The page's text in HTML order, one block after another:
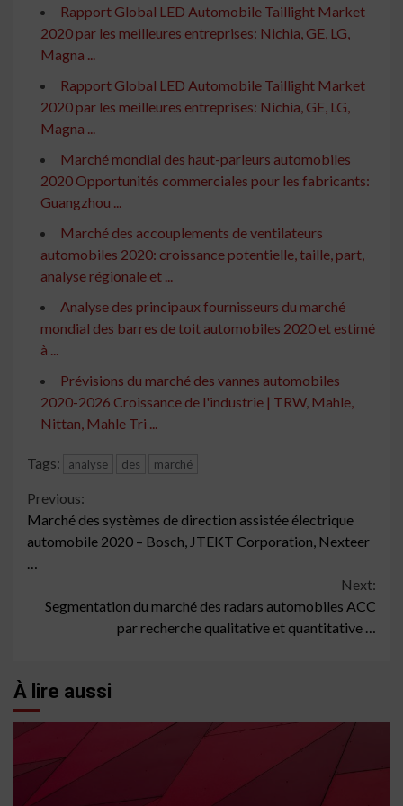
Rapport Global LED Automobile Taillight Market
2020 par les meilleures entreprises: Nichia, GE, LG,
Magna ...
Rapport Global LED Automobile Taillight Market
2020 par les meilleures entreprises: Nichia, GE, LG,
Magna ...
Marché mondial des haut-parleurs automobiles
2020 Opportunités commerciales pour les fabricants:
Guangzhou ...
Marché des accouplements de ventilateurs
automobiles 2020: croissance potentielle, taille, part,
analyse régionale et ...
Analyse des principaux fournisseurs du marché
mondial des barres de toit automobiles 2020 et estimé
à ...
Prévisions du marché des vannes automobiles
2020-2026 Croissance de l'industrie | TRW, Mahle,
Nittan, Mahle Tri ...
Tags: analyse des marché
Continue
Reading
Previous:
Marché des systèmes de direction assistée électrique
automobile 2020 – Bosch, JTEKT Corporation, Nexteer
…
Next:
Segmentation du marché des radars automobiles ACC
par recherche qualitative et quantitative …
À lire aussi